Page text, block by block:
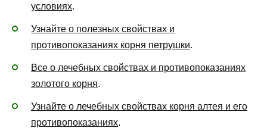
условиях.
Узнайте о полезных свойствах и
противопоказаниях корня петрушки.
Все о лечебных свойствах и противопоказаниях
золотого корня.
Узнайте о лечебных свойствах корня алтея и его
противопоказаниях.